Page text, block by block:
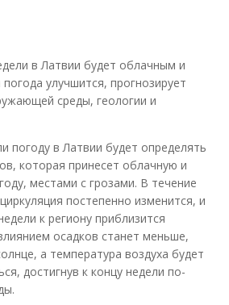
в Латвии будет облачным и
улучшится, прогнозирует
среды, геологии и
погоду в Латвии будет определять
которая принесет облачную и
местами с грозами. В течение
постепенно изменится, и
к региону приблизится
осадков станет меньше,
а температура воздуха будет
достигнув к концу недели по-